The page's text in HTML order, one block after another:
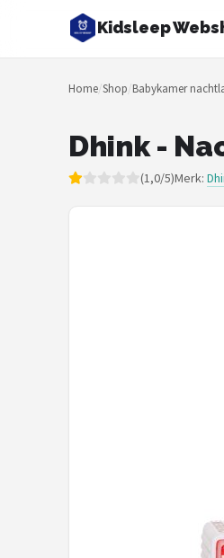
Kidsleep
Zoeken
NAVIGATIE
Merken
Home/Shop/Babykamer
Dhink -
(1,0/5)Merk: